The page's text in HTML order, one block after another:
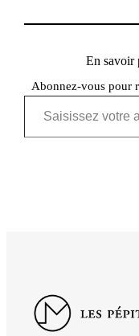
En savoir
Abonnez-vous pour
Saisissez votre adresse e-mail…